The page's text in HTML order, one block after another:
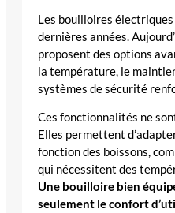
Les bouilloires
dernières années.
proposent des options
la température, le
systèmes de sécurité
Ces fonctionnalités ne
Elles permettent
fonction des boissons,
qui nécessitent des
Une bouilloire bien
seulement le confort